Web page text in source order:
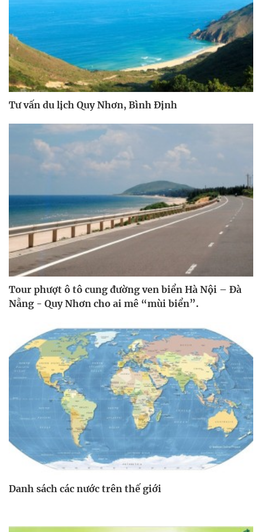
Tư vấn du lịch Quy Nhơn, Bình Định
Tour phượt ô tô cung đường ven biển Hà Nội – Đà
Nẵng - Quy Nhơn cho ai mê “mùi biển”.
Danh sách các nước trên thế giới